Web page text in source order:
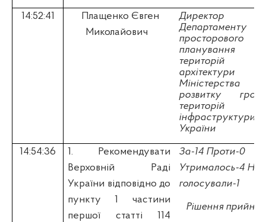
14:52:41
Плащенко Євген
Миколайович
Директор
Департаменту
просторового
планування
територій
архітектури
Міністерства
розвитку
територій
інфраструктури
України
14:54:36
1. Рекомендувати
Верховній Раді
України відповідно до
пункту 1 частини
першої статті 114
За-14 Проти-0
Утрималось-4 Не
голосували-1
Рішення